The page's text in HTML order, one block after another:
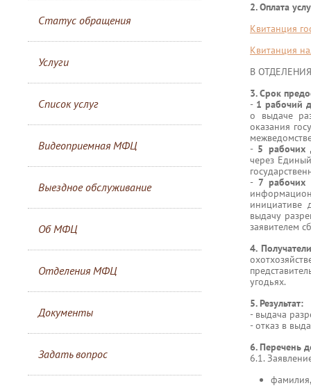
Статус обращения
Услуги
Список услуг
Видеоприемная МФЦ
Выездное обслуживание
Об МФЦ
Отделения МФЦ
Документы
Задать вопрос
2. Оплата
Квитанция
Квитанция
В
3. Срок
- 1 рабочий
о выдаче
оказания
- 5 рабочих
через
- 7 рабочих
инициативе
выдачу
заявителем
4.
угодьях.
5. Результат:
- выдача
- отказ в
6. Перечень
6.1.